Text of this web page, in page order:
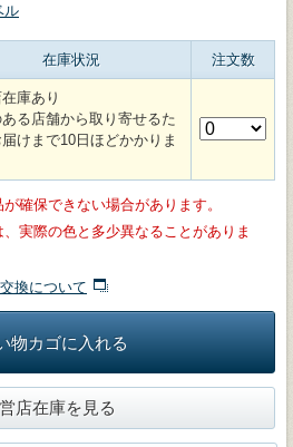
ル
在庫状況 注文数
庫あり
る店舗から取り寄せるた
けまで10日ほどかかりま
確保できない場合があります。
実際の色と多少異なることがありま
換について
物カゴに入れる
店在庫を見る